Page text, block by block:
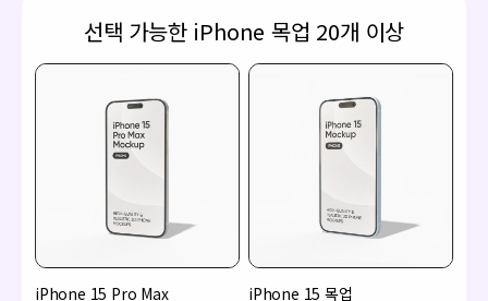
선택 가능한 iPhone 목업 20개 이상
iPhone 15 Pro Max iPhone 15 목업